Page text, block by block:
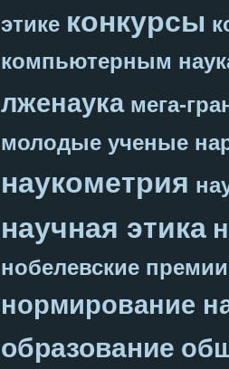
этике конкурсы
компьютерным
лженаука мега-
молодые ученые
наукометрия
научная этика
нобелевские премии
нормирование
образование